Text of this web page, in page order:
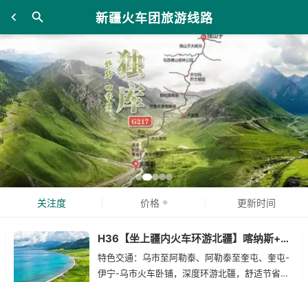
新疆火车团旅游线路
关注度 价格 更新时间
H36【坐上疆内火车环游北疆】喀纳斯+禾木+那拉提+赛里木湖+独库公路四卧八日游
特色交通：乌市至阿勒泰、阿勒泰至奎屯、奎屯-
伊宁-乌市火车卧铺，深度环游北疆，舒适节省时